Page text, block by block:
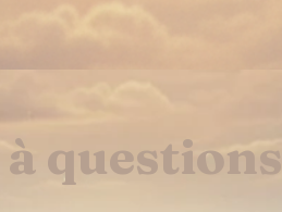
questions